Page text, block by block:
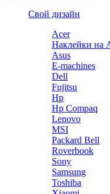
Свой дизайн
Acer
Наклейки на
Asus
E-machines
Dell
Fujitsu
Hp
Hp Compaq
Lenovo
MSI
Packard Bell
Roverbook
Sony
Samsung
Toshiba